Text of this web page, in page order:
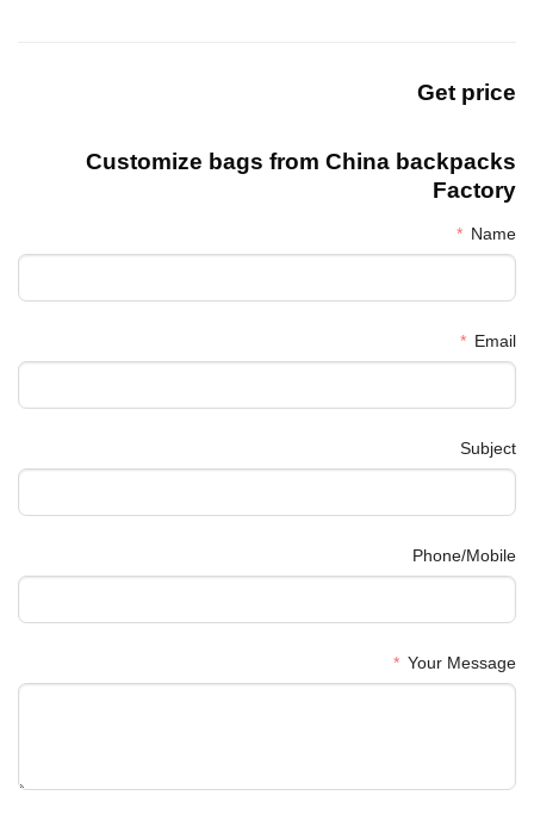
Get price
Customize bags from China backpacks
Factory
Name
Email
Subject
Phone/Mobile
Your Message